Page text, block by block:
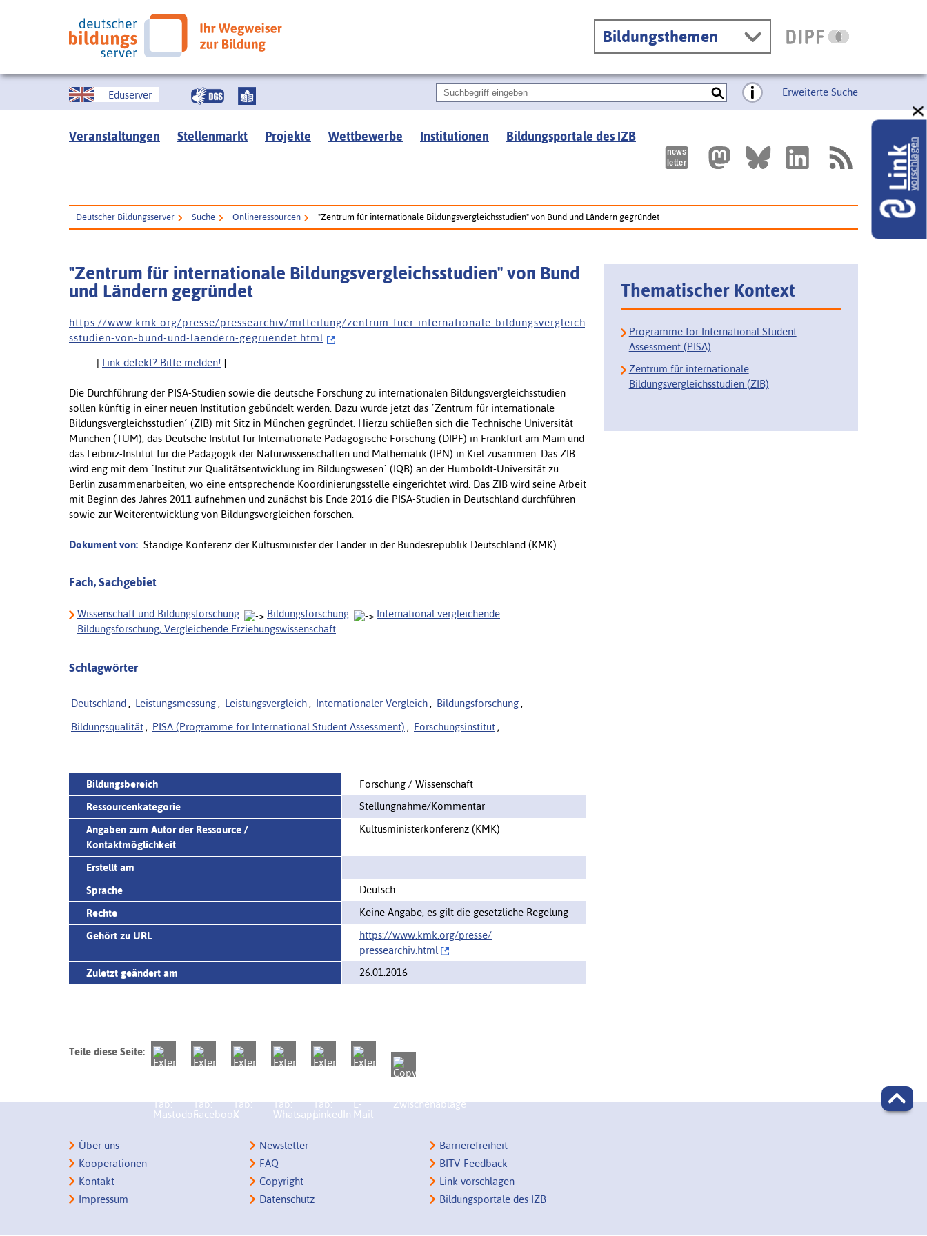
Bildungsthemen
Eduserver Erweiterte Suche
Veranstaltungen Stellenmarkt Projekte Wettbewerbe Institutionen Bildungsportale des IZB
Deutscher Bildungsserver Suche Onlineressourcen "Zentrum für internationale Bildungsvergleichsstudien" von Bund und Ländern gegründet
"Zentrum für internationale Bildungsvergleichsstudien" von Bund
und Ländern gegründet
h t t p s : / / w w w . k m k . o r g / p r e s s e / p r e s s e a r c h i v / m i t t e i l u n g / z e n t r u m - f u e r - i n t e r n a t i o n a l e - b i l d u n g s v e r g l e i c h
s s t u d i e n - v o n - b u n d - u n d - l a e n d e r n - g e g r u e n d e t . h t m l
[ Link defekt? Bitte melden! ]
Die Durchführung der PISA-Studien sowie die deutsche Forschung zu internationalen Bildungsvergleichsstudien
sollen künftig in einer neuen Institution gebündelt werden. Dazu wurde jetzt das ´Zentrum für internationale
Bildungsvergleichsstudien´ (ZIB) mit Sitz in München gegründet. Hierzu schließen sich die Technische Universität
München (TUM), das Deutsche Institut für Internationale Pädagogische Forschung (DIPF) in Frankfurt am Main und
das Leibniz-Institut für die Pädagogik der Naturwissenschaften und Mathematik (IPN) in Kiel zusammen. Das ZIB
wird eng mit dem ´Institut zur Qualitätsentwicklung im Bildungswesen´ (IQB) an der Humboldt-Universität zu
Berlin zusammenarbeiten, wo eine entsprechende Koordinierungsstelle eingerichtet wird. Das ZIB wird seine Arbeit
mit Beginn des Jahres 2011 aufnehmen und zunächst bis Ende 2016 die PISA-Studien in Deutschland durchführen
sowie zur Weiterentwicklung von Bildungsvergleichen forschen.
Dokument von: Ständige Konferenz der Kultusminister der Länder in der Bundesrepublik Deutschland (KMK)
Fach, Sachgebiet
Wissenschaft und Bildungsforschung Bildungsforschung
International vergleichende
Bildungsforschung, Vergleichende Erziehungswissenschaft
Schlagwörter
Deutschland , Leistungsmessung , Leistungsvergleich , Internationaler Vergleich , Bildungsforschung ,
Bildungsqualität , PISA (Programme for International Student Assessment) , Forschungsinstitut ,
Bildungsbereich
Forschung / Wissenschaft
Ressourcenkategorie
Stellungnahme/Kommentar
Angaben zum Autor der Ressource /
Kontaktmöglichkeit
Kultusministerkonferenz (KMK)
Erstellt am
Sprache
Deutsch
Rechte
Keine Angabe, es gilt die gesetzliche Regelung
Gehört zu URL
https://www.kmk.org/presse/‌
pressearchiv.html
Zuletzt geändert am
26.01.2016
Thematischer Kontext
Programme for International Student
Assessment (PISA)
Zentrum für internationale
Bildungsvergleichsstudien (ZIB)
Teile diese Seite:
Linkvorschlagen
Über uns
Kooperationen
Kontakt
Impressum
Newsletter
FAQ
Copyright
Datenschutz
Barrierefreiheit
BITV-Feedback
Link vorschlagen
Bildungsportale des IZB